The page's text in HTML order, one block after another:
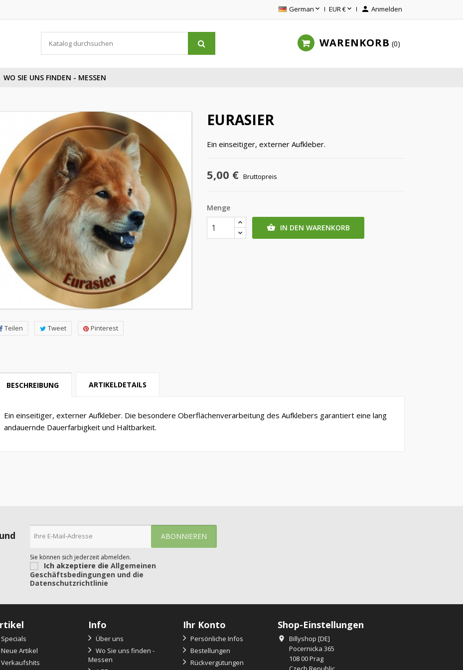
German EUR €  Anmelden
WARENKORB 0
WO SIE UNS FINDEN - MESSEN
Teilen Tweet Pinterest
EURASIER
Ein einseitiger, externer Aufkleber.
5,00 € Bruttopreis
Menge
 IN DEN WARENKORB
BESCHREIBUNG ARTIKELDETAILS
Ein einseitiger, externer Aufkleber. Die besondere Oberflächenverarbeitung des Aufklebers garantiert eine lang
andauernde Dauerfarbigkeit und Haltbarkeit.
Sie können sich jederzeit abmelden.
Ich akzeptiere die Allgemeinen
Geschäftsbedingungen und die
Datenschutzrichtlinie
Specials
Neue Artikel
Verkaufshits
Info
Über uns
Wo Sie uns finden -
Messen
Ihr Konto
Persönliche Infos
Bestellungen
Rückvergütungen
Shop-Einstellungen

Billyshop [DE]
Pocernicka 365
108 00 Prag